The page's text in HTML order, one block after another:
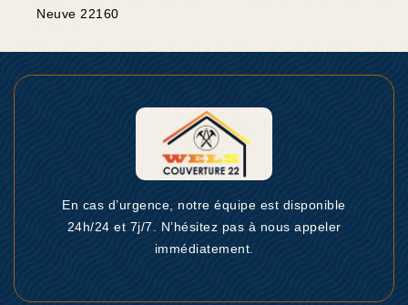
Neuve 22160
En cas d’urgence, notre équipe est disponible
24h/24 et 7j/7. N’hésitez pas à nous appeler
immédiatement.